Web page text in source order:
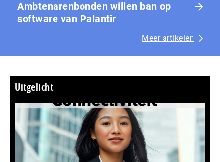
Ambtenarenbonden willen ban op
software van Palantir
Meer artikelen
Uitgelicht